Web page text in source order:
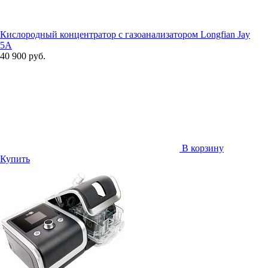
Кислородный концентратор с газоанализатором Longfian Jay
5A
40 900 руб.
В корзину
Купить